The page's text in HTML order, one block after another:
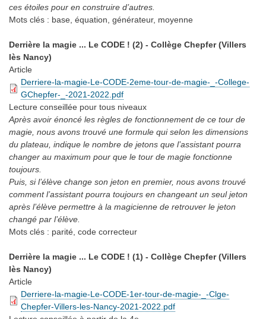
ces étoiles pour en construire d’autres.
Mots clés : base, équation, générateur, moyenne
Derrière la magie ... Le CODE ! (2) - Collège Chepfer (Villers
lès Nancy)
Article
Derriere-la-magie-Le-CODE-2eme-tour-de-magie-_-College-
GChepfer-_-2021-2022.pdf
Lecture conseillée pour tous niveaux
Après avoir énoncé les règles de fonctionnement de ce tour de
magie, nous avons trouvé une formule qui selon les dimensions
du plateau, indique le nombre de jetons que l’assistant pourra
changer au maximum pour que le tour de magie fonctionne
toujours.
Puis, si l’élève change son jeton en premier, nous avons trouvé
comment l’assistant pourra toujours en changeant un seul jeton
après l’élève permettre à la magicienne de retrouver le jeton
changé par l’élève.
Mots clés : parité, code correcteur
Derrière la magie ... Le CODE ! (1) - Collège Chepfer (Villers
lès Nancy)
Article
Derriere-la-magie-Le-CODE-1er-tour-de-magie-_-Clge-
Chepfer-Villers-les-Nancy-2021-2022.pdf